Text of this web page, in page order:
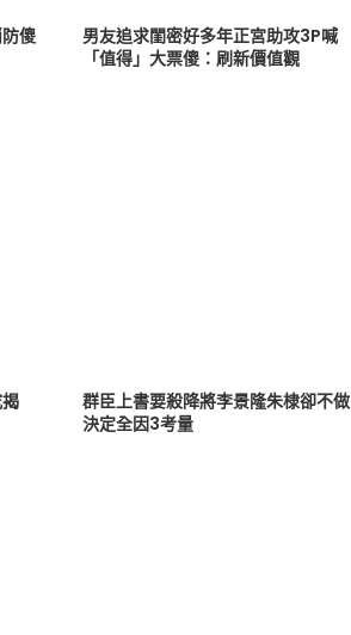
傻
男友追求閨密好多年正宮助攻3P喊
「值得」大票傻：刷新價值觀
群臣上書要殺降將李景隆朱棣卻不做
決定全因3考量